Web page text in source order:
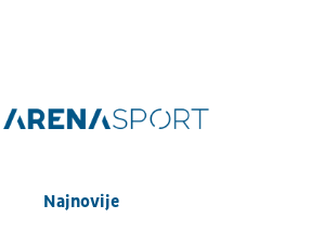
Najnovije